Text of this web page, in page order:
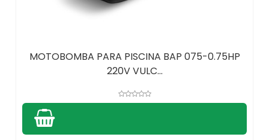
MOTOBOMBA PARA PISCINA BAP 075-0.75HP
220V VULC...